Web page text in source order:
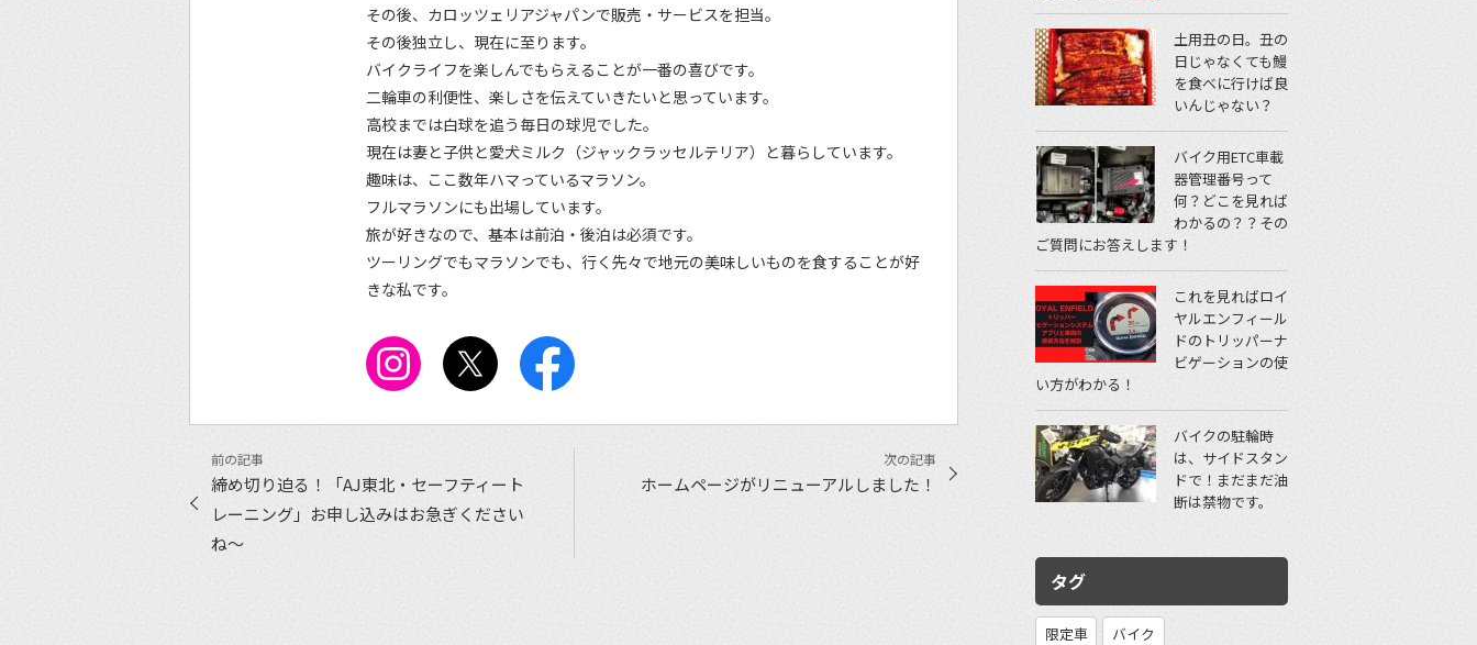
その後、カロッツェリアジャパンで販売・サービスを担当。
その後独立し、現在に至ります。
バイクライフを楽しんでもらえることが一番の喜びです。
二輪車の利便性、楽しさを伝えていきたいと思っています。
高校までは白球を追う毎日の球児でした。
現在は妻と子供と愛犬ミルク（ジャックラッセルテリア）と暮らしています。
趣味は、ここ数年ハマっているマラソン。
フルマラソンにも出場しています。
旅が好きなので、基本は前泊・後泊は必須です。
ツーリングでもマラソンでも、行く先々で地元の美味しいものを食することが好
きな私です。
締め切り迫る！「AJ東北・セーフティート
レーニング」お申し込みはお急ぎください
ね〜
ホームページがリニューアルしました！
土用丑の日。丑の
日じゃなくても鰻
を食べに行けば良
いんじゃない？
バイク用ETC車載
器管理番号って
何？どこを見れば
わかるの？？その
ご質問にお答えします！
これを見ればロイ
ヤルエンフィール
ドのトリッパーナ
ビゲーションの使
い方がわかる！
バイクの駐輪時
は、サイドスタン
ドで！まだまだ油
断は禁物です。
タグ
限定車
バイク